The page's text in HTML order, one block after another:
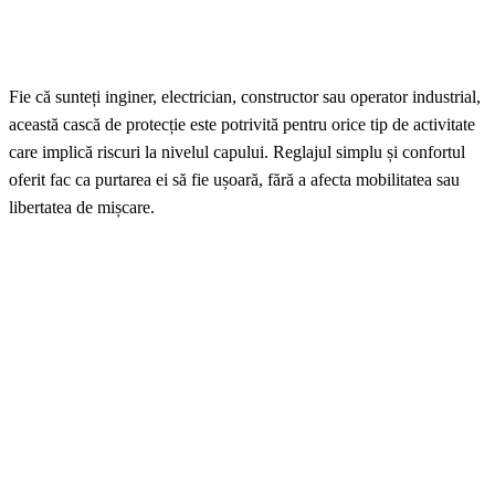
Fie că sunteți inginer, electrician, constructor sau operator industrial,
această cască de protecție este potrivită pentru orice tip de activitate
care implică riscuri la nivelul capului. Reglajul simplu și confortul
oferit fac ca purtarea ei să fie ușoară, fără a afecta mobilitatea sau
libertatea de mișcare.